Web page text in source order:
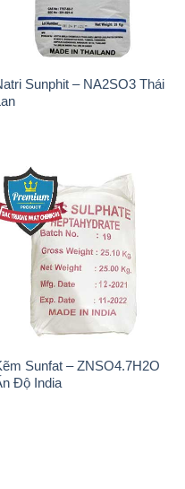
Kẽm Sunfat – ZNSO4.7H2O
Ấn Độ India